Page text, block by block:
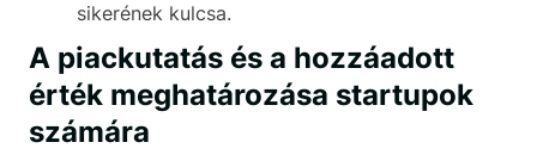
sikerének kulcsa.
A piackutatás és a hozzáadott
érték meghatározása startupok
számára